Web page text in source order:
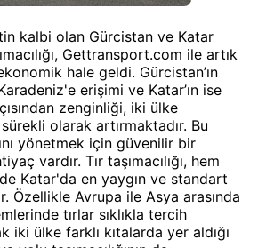
kalbi olan Gürcistan ve Katar
Gettransport.com ile artık
hale geldi. Gürcistan’ın
erişimi ve Katar’ın ise
zenginliği, iki ülke
olarak artırmaktadır. Bu
yönetmek için güvenilir bir
vardır. Tır taşımacılığı, hem
Katar'da en yaygın ve standart
Özellikle Avrupa ile Asya arasında
tırlar sıklıkla tercih
iki ülke farklı kıtalarda yer aldığı